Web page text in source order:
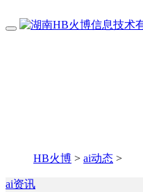
HB火博 > ai动态 >
ai资讯